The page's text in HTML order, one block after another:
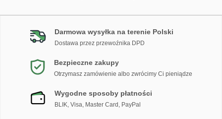
Darmowa wysyłka na terenie Polski
Dostawa przez przewoźnika DPD
Bezpieczne zakupy
Otrzymasz zamówienie albo zwrócimy Ci pieniądze
Wygodne sposoby płatności
BLIK, Visa, Master Card, PayPal